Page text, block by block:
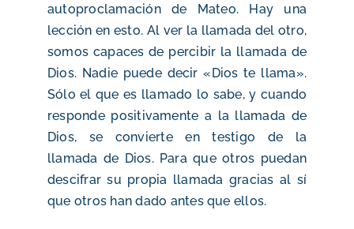
autoproclamación de Mateo. Hay una
lección en esto. Al ver la llamada del otro,
somos capaces de percibir la llamada de
Dios. Nadie puede decir «Dios te llama».
Sólo el que es llamado lo sabe, y cuando
responde positivamente a la llamada de
Dios, se convierte en testigo de la
llamada de Dios. Para que otros puedan
descifrar su propia llamada gracias al sí
que otros han dado antes que ellos.